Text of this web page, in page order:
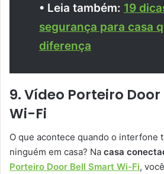
• Leia também: 19
segurança para casa
diferença
9. Vídeo Porteiro
Wi-Fi
O que acontece quando o interfone
ninguém em casa? Na casa
Porteiro Door Bell Smart Wi-Fi,